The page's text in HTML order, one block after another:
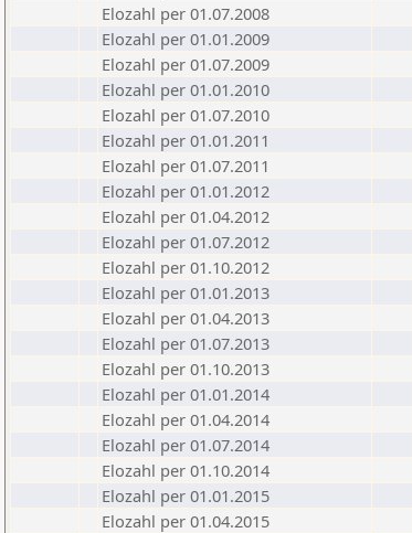
Elozahl per 01.07.2008
Elozahl per 01.01.2009
Elozahl per 01.07.2009
Elozahl per 01.01.2010
Elozahl per 01.07.2010
Elozahl per 01.01.2011
Elozahl per 01.07.2011
Elozahl per 01.01.2012
Elozahl per 01.04.2012
Elozahl per 01.07.2012
Elozahl per 01.10.2012
Elozahl per 01.01.2013
Elozahl per 01.04.2013
Elozahl per 01.07.2013
Elozahl per 01.10.2013
Elozahl per 01.01.2014
Elozahl per 01.04.2014
Elozahl per 01.07.2014
Elozahl per 01.10.2014
Elozahl per 01.01.2015
Elozahl per 01.04.2015